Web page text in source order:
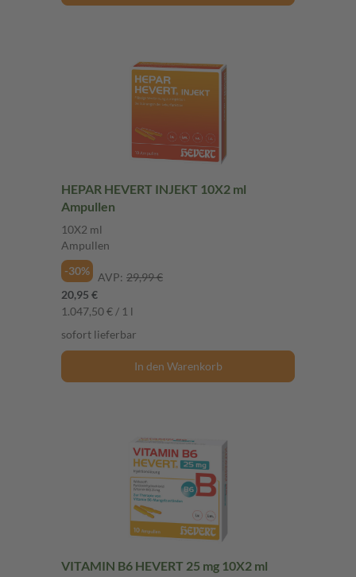
HEPAR HEVERT INJEKT 10X2 ml
Ampullen
10X2 ml
Ampullen
-30%
AVP: 29,99 €
20,95 €
1.047,50 € / 1 l
sofort lieferbar
In den Warenkorb
VITAMIN B6 HEVERT 25 mg 10X2 ml